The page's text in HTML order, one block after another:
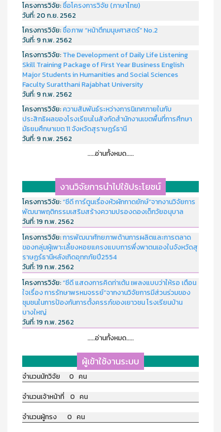
โครงการวิจัย:ชื่อโครงการวิจัย (ภาษาไทย)
วันที่:20 ก.ย. 2562
โครงการวิจัย:ชื่อภาพ “หน้าตึกมนุษศาสตร์” No.2
วันที่:9 ก.พ. 2562
โครงการวิจัย:The Development of Daily Life Listening
Skill Training Package of First Year Business English
Major Students in Humanities and Social Sciences
Faculty Suratthani Rajabhat University
วันที่:9 ก.พ. 2562
โครงการวิจัย:ความสัมพันธ์ระหว่างการนิเทศภายในกับ
ประสิทธิผลของโรงเรียนในสังกัดสำนักงานเขตพื้นที่การศึกษา
มัธยมศึกษาเขต 11 จังหวัดสุราษฎร์ธานี
วันที่:9 ก.พ. 2562
.....อ่านทั้งหมด.....
งานวิจัยการนำไปใช้ประโยชน์
โครงการวิจัย:“ซีดี การ์ตูนเรื่องหัวผักกาดยักษ์”จากงานวิจัยการ
พัฒนาพฤติกรรมเสริมสร้างความปรองดองเด็กวัยอนุบาล
วันที่:19 ก.พ. 2562
โครงการวิจัย:การพัฒนาศักยภาพด้านการผลิตและการตลาด
ของกลุ่มผู้เพาะเลี้ยงหอยแครงแบบการพึ่งพาตนเองในจังหวัดสุ
ราษฏร์ธานีหลังเกิดอุทกภัยปี2554
วันที่:19 ก.พ. 2562
โครงการวิจัย:“ซีดี แสดงการคิดท่าเต้น เพลงแบบว่าให้รอ เตือน
ใจเรื่อง การรักษาพรหมจรรย์”จากงานวิจัยการมีส่วนร่วมของ
ชุมชนในการป้องกันการตั้งครรภ์ของเยาวชน โรงเรียนบ้าน
บางใหญ่
วันที่:19 ก.พ. 2562
.....อ่านทั้งหมด.....
ผู้เข้าใช้งานระบบ
จำนวนนักวิจัย 0 คน
จำนวนเจ้าหน้าที่ 0 คน
จำนวนผู้ทรง 0 คน